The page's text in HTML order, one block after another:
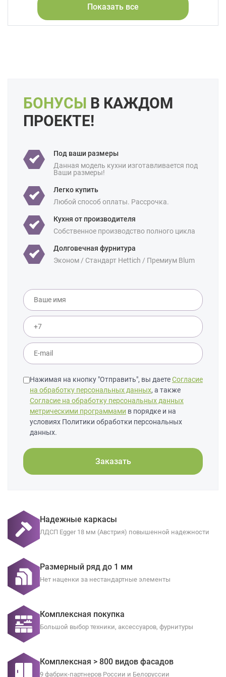
Свои размеры
Отделка: Под бетон
Ценовая
категория:
Премиум-класс
Площадь: 10 кв м
Показать все
БОНУСЫ В КАЖДОМ
ПРОЕКТЕ!
Под ваши размеры
Данная модель кухни изготавливается под
Ваши размеры!
Легко купить
Любой способ оплаты. Рассрочка.
Кухня от производителя
Собственное производство полного цикла
Долговечная фурнитура
Эконом / Стандарт Hettich / Премиум Blum
Нажимая на кнопку "Отправить", вы даетеСогласие
на обработку персональных данных, а также
Согласие на обработку персональных данных
метрическими программами в порядке и на
условиях Политики обработки персональных
данных.
Заказать
Надежные каркасы
ЛДСП Egger 18 мм (Австрия) повышенной надежности
Размерный ряд до 1 мм
Нет наценки за нестандартные элементы
Комплексная покупка
Большой выбор техники, аксессуаров, фурнитуры
Комплексная > 800 видов фасадов
9 фабрик-партнеров России и Белоруссии